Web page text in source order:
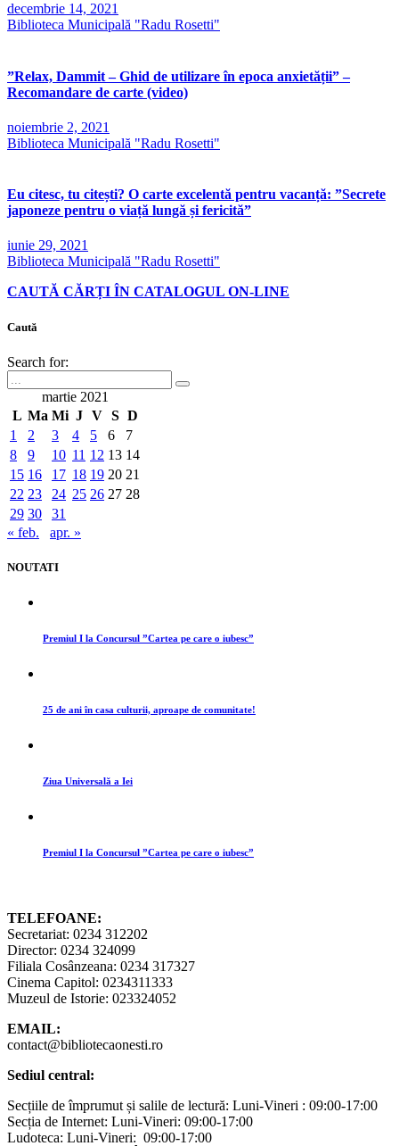
decembrie 14, 2021
Biblioteca Municipală "Radu Rosetti"
”Relax, Dammit – Ghid de utilizare în epoca anxietății” –
Recomandare de carte (video)
noiembrie 2, 2021
Biblioteca Municipală "Radu Rosetti"
Eu citesc, tu citești? O carte excelentă pentru vacanță: ”Secrete
japoneze pentru o viață lungă și fericită”
iunie 29, 2021
Biblioteca Municipală "Radu Rosetti"
CAUTĂ CĂRȚI ÎN CATALOGUL ON-LINE
Caută
Search for:
martie 2021
L Ma Mi J V S D
1
2 3 4 5 6
7
8
9 10 11 12 13 14
15 16 17 18 19 20 21
22 23 24 25 26 27 28
29 30
31
« feb.
apr. »
NOUTATI
Premiul I la Concursul ”Cartea pe care o iubesc”
25 de ani în casa culturii, aproape de comunitate!
Ziua Universală a Iei
Premiul I la Concursul ”Cartea pe care o iubesc”
TELEFOANE:
Secretariat: 0234 312202
Director: 0234 324099
Filiala Cosânzeana: 0234 317327
Cinema Capitol: 0234311333
Muzeul de Istorie: 023324052
EMAIL:
contact@bibliotecaonesti.ro
Sediul central:
Secțiile de împrumut și salile de lectură: Luni-Vineri : 09:00-17:00
Secția de Internet: Luni-Vineri: 09:00-17:00
Ludoteca: Luni-Vineri: 09:00-17:00